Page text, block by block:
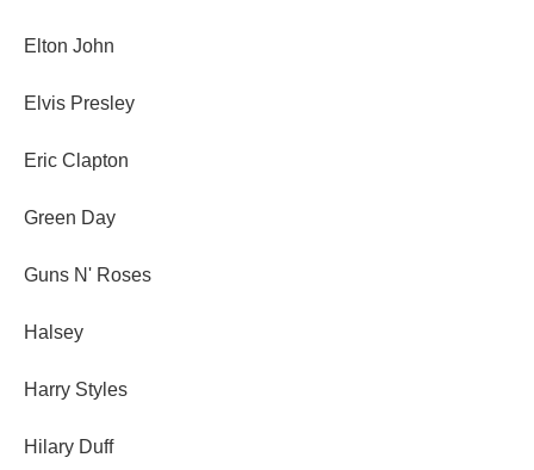
Elton John
Elvis Presley
Eric Clapton
Green Day
Guns N' Roses
Halsey
Harry Styles
Hilary Duff